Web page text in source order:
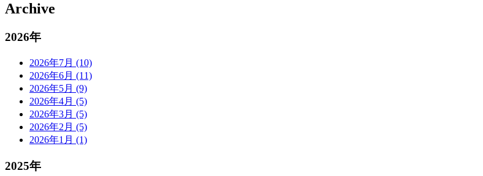
Archive
2026年
2026年7月 (10)
2026年6月 (11)
2026年5月 (9)
2026年4月 (5)
2026年3月 (5)
2026年2月 (5)
2026年1月 (1)
2025年